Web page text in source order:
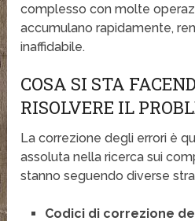
complesso con molte
accumulano rapidamente,
inaffidabile.
COSA SI STA
RISOLVERE IL
La correzione degli errori è
assoluta nella ricerca sui
stanno seguendo diverse
Codici di correzione